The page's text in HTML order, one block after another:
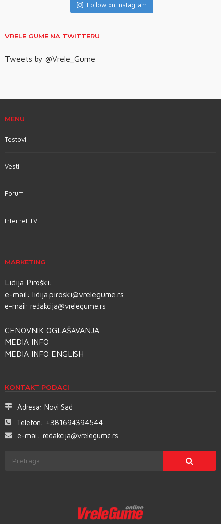
Follow on Instagram
VRELE GUME NA TWITTERU
Tweets by @Vrele_Gume
MENU
Testovi
Vesti
Forum
Internet TV
MARKETING
Lidija Piroški:
e-mail: lidija.piroski@vrelegume.rs
e-mail: redakcija@vrelegume.rs
CENOVNIK OGLAŠAVANJA
MEDIA INFO
MEDIA INFO ENGLISH
KONTAKT PODACI
Adresa: Novi Sad
Telefon: +381694394544
e-mail: redakcija@vrelegume.rs